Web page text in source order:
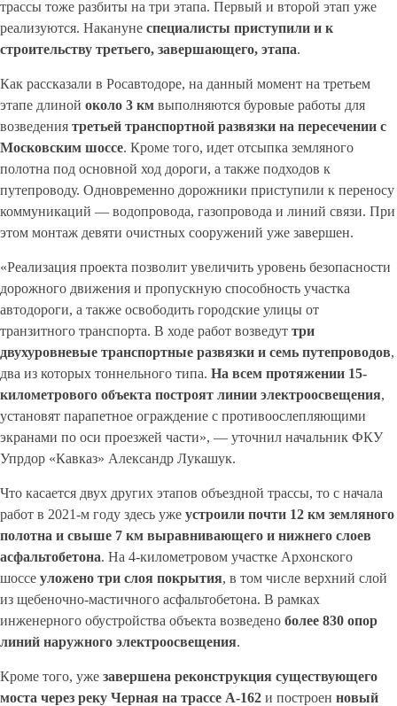
трассы тоже разбиты на три этапа. Первый и второй этап уже
реализуются. Накануне специалисты приступили и к
строительству третьего, завершающего, этапа.
Как рассказали в Росавтодоре, на данный момент на третьем
этапе длиной около 3 км выполняются буровые работы для
возведения третьей транспортной развязки на пересечении с
Московским шоссе. Кроме того, идет отсыпка земляного
полотна под основной ход дороги, а также подходов к
путепроводу. Одновременно дорожники приступили к переносу
коммуникаций — водопровода, газопровода и линий связи. При
этом монтаж девяти очистных сооружений уже завершен.
«Реализация проекта позволит увеличить уровень безопасности
дорожного движения и пропускную способность участка
автодороги, а также освободить городские улицы от
транзитного транспорта. В ходе работ возведут три
двухуровневые транспортные развязки и семь путепроводов,
два из которых тоннельного типа. На всем протяжении 15-
километрового объекта построят линии электроосвещения,
установят парапетное ограждение с противоослепляющими
экранами по оси проезжей части», — уточнил начальник ФКУ
Упрдор «Кавказ» Александр Лукашук.
Что касается двух других этапов объездной трассы, то с начала
работ в 2021-м году здесь уже устроили почти 12 км земляного
полотна и свыше 7 км выравнивающего и нижнего слоев
асфальтобетона. На 4-километровом участке Архонского
шоссе уложено три слоя покрытия, в том числе верхний слой
из щебеночно-мастичного асфальтобетона. В рамках
инженерного обустройства объекта возведено более 830 опор
линий наружного электроосвещения.
Кроме того, уже завершена реконструкция существующего
моста через реку Черная на трассе А-162 и построен новый